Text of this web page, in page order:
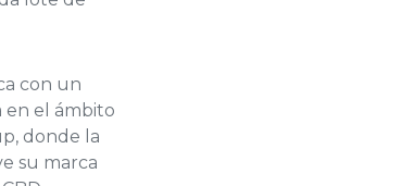
con un
en el ámbito
donde la
su marca